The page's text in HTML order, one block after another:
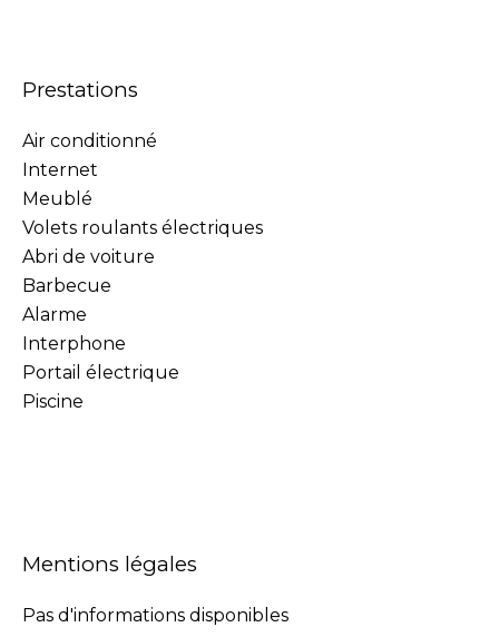
Prestations
Air conditionné
Internet
Meublé
Volets roulants électriques
Abri de voiture
Barbecue
Alarme
Interphone
Portail électrique
Piscine
Mentions légales
Pas d'informations disponibles